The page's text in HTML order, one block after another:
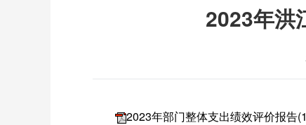
2023年洪
2023年部门整体支出绩效评价报告